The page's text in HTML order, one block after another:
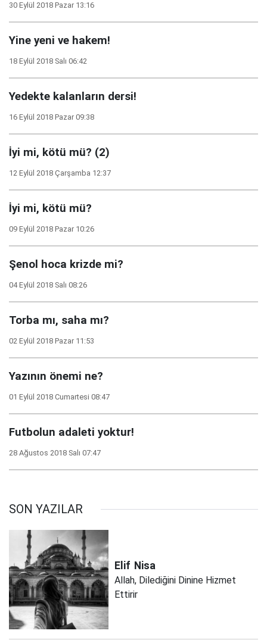
30 Eylül 2018 Pazar 13:16
Yine yeni ve hakem!
18 Eylül 2018 Salı 06:42
Yedekte kalanların dersi!
16 Eylül 2018 Pazar 09:38
İyi mi, kötü mü? (2)
12 Eylül 2018 Çarşamba 12:37
İyi mi, kötü mü?
09 Eylül 2018 Pazar 10:26
Şenol hoca krizde mi?
04 Eylül 2018 Salı 08:26
Torba mı, saha mı?
02 Eylül 2018 Pazar 11:53
Yazının önemi ne?
01 Eylül 2018 Cumartesi 08:47
Futbolun adaleti yoktur!
28 Ağustos 2018 Salı 07:47
SON YAZILAR
Elif Nisa
Allah, Dilediğini Dinine Hizmet
Ettirir